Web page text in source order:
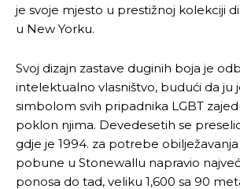
Pusti priču
Ovim putem želimo da vam se
odlučili da pustite Vašu priču da živi,
Pusti priču
Ovim putem želimo da vam se
odlučili da pustite Vašu priču da živi,
je svoje mjesto u prestižnoj kolekciji
u New Yorku.
Svoj dizajn zastave duginih boja je
intelektualno vlasništvo, budući da ju
simbolom svih pripadnika LGBT
poklon njima. Devedesetih se
gdje je 1994. za potrebe
pobune u Stonewallu napravio
ponosa do tad, veliku 1,600 sa 90